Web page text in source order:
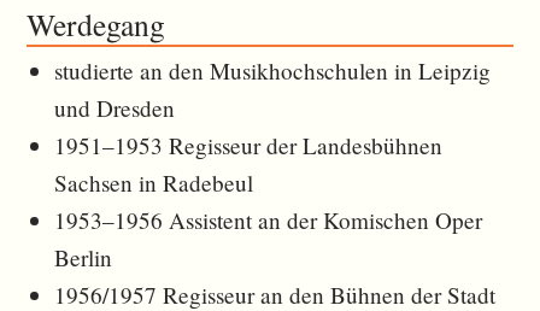
Werdegang
studierte an den Musikhochschulen in Leipzig
und Dresden
1951–1953 Regisseur der Landesbühnen
Sachsen in Radebeul
1953–1956 Assistent an der Komischen Oper
Berlin
1956/1957 Regisseur an den Bühnen der Stadt